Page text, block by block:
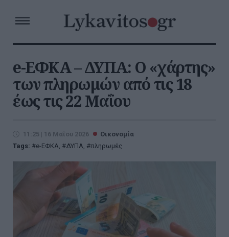
e-ΕΦΚΑ – ΔΥΠΑ: Ο «χάρτης»
των πληρωμών από τις 18
έως τις 22 Μαΐου
11:25 | 16 Μαΐου 2026
Οικονομία
Tags:
e-ΕΦΚΑ, ΔΥΠΑ, πληρωμές